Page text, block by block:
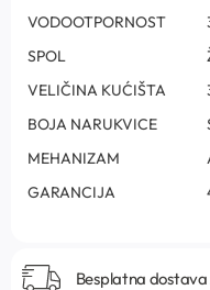
VODOOTPORNOST
SPOL
VELIČINA KUĆIŠTA
BOJA NARUKVICE
MEHANIZAM
GARANCIJA
Besplatna